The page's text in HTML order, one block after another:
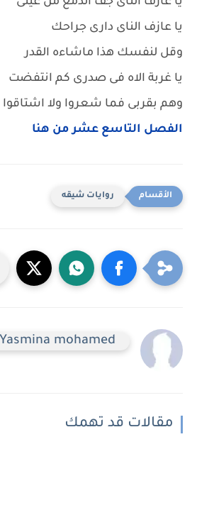
يا عازف الناى دارى جراحك
وقل لنفسك هذا ماشاءه القدر
يا غربة الاه فى صدرى كم انتفضت
وهم بقربى فما شعروا ولا اشتاقوا
الفصل التاسع عشر من هنا
روايات شيقه
Yasmina mohamed
مقالات قد تهمك